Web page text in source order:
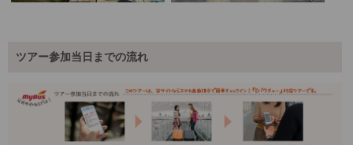
ツアー参加当日までの流れ